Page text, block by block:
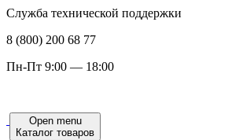
Служба технической поддержки
8 (800) 200 68 77
Пн-Пт 9:00 — 18:00
Open menu
Каталог товаров